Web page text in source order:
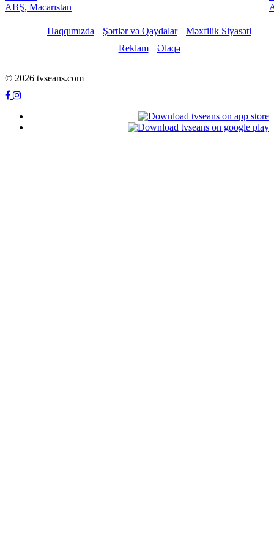
ABŞ, Macarıstan
Haqqımızda Şərtlər və Qaydalar
Məxfilik Siyasəti
Reklam
Əlaqə
© 2026 tvseans.com